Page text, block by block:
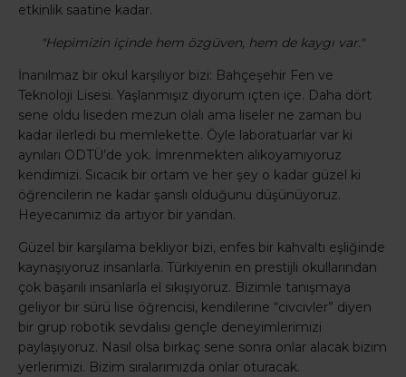
etkinlik saatine kadar.
"Hepimizin içinde hem özgüven, hem de kaygı var."
İnanılmaz bir okul karşılıyor bizi: Bahçeşehir Fen ve
Teknoloji Lisesi. Yaşlanmışız diyorum içten içe. Daha dört
sene oldu liseden mezun olalı ama liseler ne zaman bu
kadar ilerledi bu memlekette. Öyle laboratuarlar var ki
aynıları ODTÜ’de yok. İmrenmekten alıkoyamıyoruz
kendimizi. Sıcacık bir ortam ve her şey o kadar güzel ki
öğrencilerin ne kadar şanslı olduğunu düşünüyoruz.
Heyecanımız da artıyor bir yandan.
Güzel bir karşılama bekliyor bizi, enfes bir kahvaltı eşliğinde
kaynaşıyoruz insanlarla. Türkiyenin en prestijli okullarından
çok başarılı insanlarla el sıkışıyoruz. Bizimle tanışmaya
geliyor bir sürü lise öğrencisi, kendilerine “civcivler” diyen
bir grup robotik sevdalısı gençle deneyimlerimizi
paylaşıyoruz. Nasıl olsa birkaç sene sonra onlar alacak bizim
yerlerimizi. Bizim sıralarımızda onlar oturacak.